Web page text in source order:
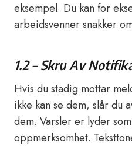
eksempel. Du kan for
arbeidsvenner snakker
1.2 – Skru Av
Hvis du stadig mottar
ikke kan se dem, slår du
dem. Varsler er lyder
oppmerksomhet.